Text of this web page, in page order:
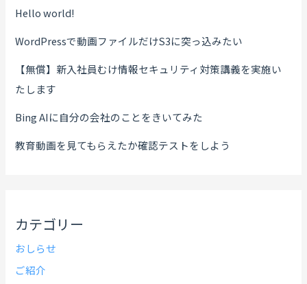
Hello world!
WordPressで動画ファイルだけS3に突っ込みたい
【無償】新入社員むけ情報セキュリティ対策講義を実施い
たします
Bing AIに自分の会社のことをきいてみた
教育動画を見てもらえたか確認テストをしよう
カテゴリー
おしらせ
ご紹介